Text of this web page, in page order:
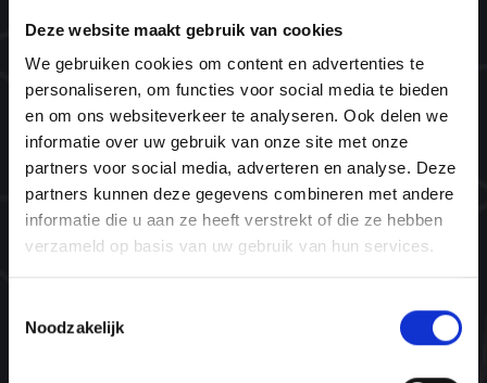
Deze website maakt gebruik van cookies
We gebruiken cookies om content en advertenties te
personaliseren, om functies voor social media te bieden
en om ons websiteverkeer te analyseren. Ook delen we
informatie over uw gebruik van onze site met onze
partners voor social media, adverteren en analyse. Deze
partners kunnen deze gegevens combineren met andere
informatie die u aan ze heeft verstrekt of die ze hebben
verzameld op basis van uw gebruik van hun services.
Noodzakelijk
Wat zeggen onze ambassadeurs
Missie & visie
Ons team
Plant bomen. Red levens.
Navigatie
Home
Agenda